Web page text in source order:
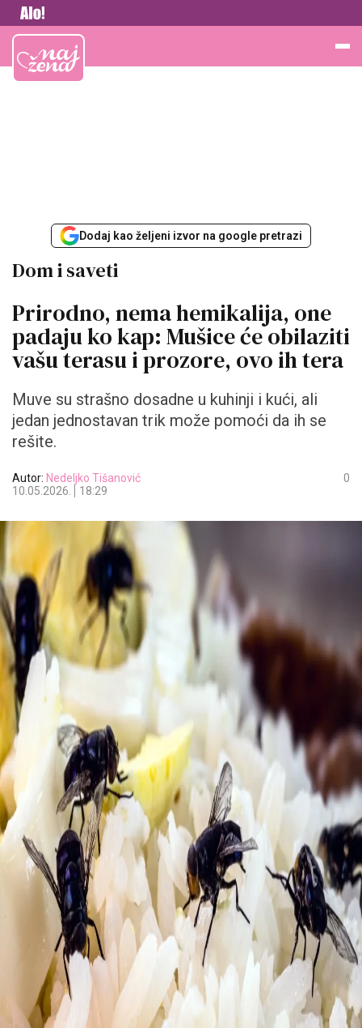
Vesti
Najžena
Dodaj kao željeni izvor na google pretrazi
Dom i saveti
Prirodno, nema hemikalija, one
padaju ko kap: Mušice će obilaziti
vašu terasu i prozore, ovo ih tera
Muve su strašno dosadne u kuhinji i kući, ali
jedan jednostavan trik može pomoći da ih se
rešite.
Autor: Nedeljko Tišanović
10.05.2026.
18:29
0